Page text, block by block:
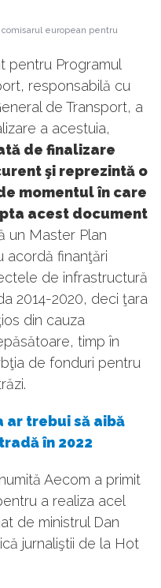
comisarul european pentru
pentru Programul
responsabilă cu
de Transport, a
a acestuia,
de finalizare
şi reprezintă o
momentul în care
acest document
un Master Plan
acordă finanţări
de infrastructură
2014-2020, deci ţara
din cauza
timp în
de fonduri pentru
ar trebui să aibă
în 2022
Aecom a primit
a realiza acel
de ministrul Dan
jurnaliştii de la Hot